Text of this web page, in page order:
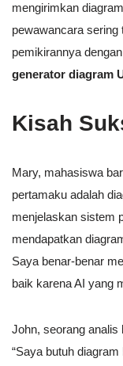
mengirimkan
pewawancara
pemikirannya
generator diagram
Kisah
Mary, mahasiswa
pertamaku adalah
menjelaskan sistem
mendapatkan
Saya benar-benar
baik karena AI yang
John, seorang analis
“Saya butuh